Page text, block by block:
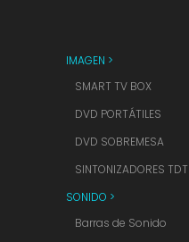
IMAGEN >
SMART TV BOX
DVD PORTÁTILES
DVD SOBREMESA
SINTONIZADORES TDT
SONIDO >
Barras de Sonido